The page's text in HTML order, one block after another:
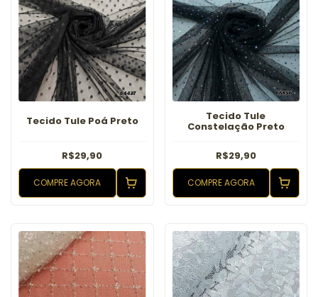
Tecido Tule Poá Preto
R$29,90
COMPRE AGORA
Tecido Tule
Constelação Preto
R$29,90
COMPRE AGORA